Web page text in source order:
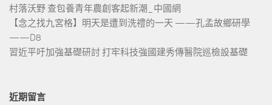
村落沃野 查包養青年農創客起新潮_中國網
【念之找九宮格】明天是遭到洗禮的一天 ——孔孟故鄉研學
——D8
習近平吁加強基礎研討 打牢科技強國建秀傳醫院巡檢設基礎
近期留言